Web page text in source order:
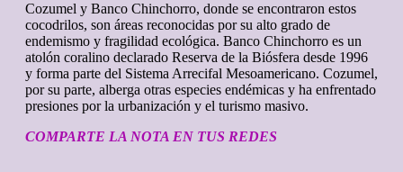
Cozumel y Banco Chinchorro, donde se encontraron estos
cocodrilos, son áreas reconocidas por su alto grado de
endemismo y fragilidad ecológica. Banco Chinchorro es un
atolón coralino declarado Reserva de la Biósfera desde 1996
y forma parte del Sistema Arrecifal Mesoamericano. Cozumel,
por su parte, alberga otras especies endémicas y ha enfrentado
presiones por la urbanización y el turismo masivo.
COMPARTE LA NOTA EN TUS REDES